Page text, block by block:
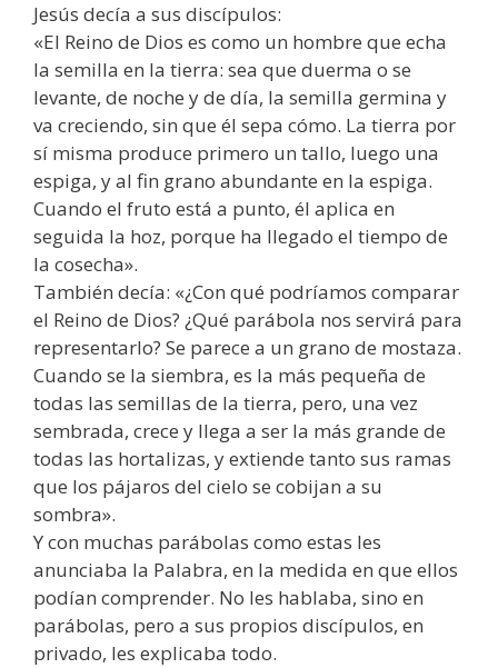
Jesús decía a sus discípulos:
«El Reino de Dios es como un hombre que echa
la semilla en la tierra: sea que duerma o se
levante, de noche y de día, la semilla germina y
va creciendo, sin que él sepa cómo. La tierra por
sí misma produce primero un tallo, luego una
espiga, y al fin grano abundante en la espiga.
Cuando el fruto está a punto, él aplica en
seguida la hoz, porque ha llegado el tiempo de
la cosecha».
También decía: «¿Con qué podríamos comparar
el Reino de Dios? ¿Qué parábola nos servirá para
representarlo? Se parece a un grano de mostaza.
Cuando se la siembra, es la más pequeña de
todas las semillas de la tierra, pero, una vez
sembrada, crece y llega a ser la más grande de
todas las hortalizas, y extiende tanto sus ramas
que los pájaros del cielo se cobijan a su
sombra».
Y con muchas parábolas como estas les
anunciaba la Palabra, en la medida en que ellos
podían comprender. No les hablaba, sino en
parábolas, pero a sus propios discípulos, en
privado, les explicaba todo.